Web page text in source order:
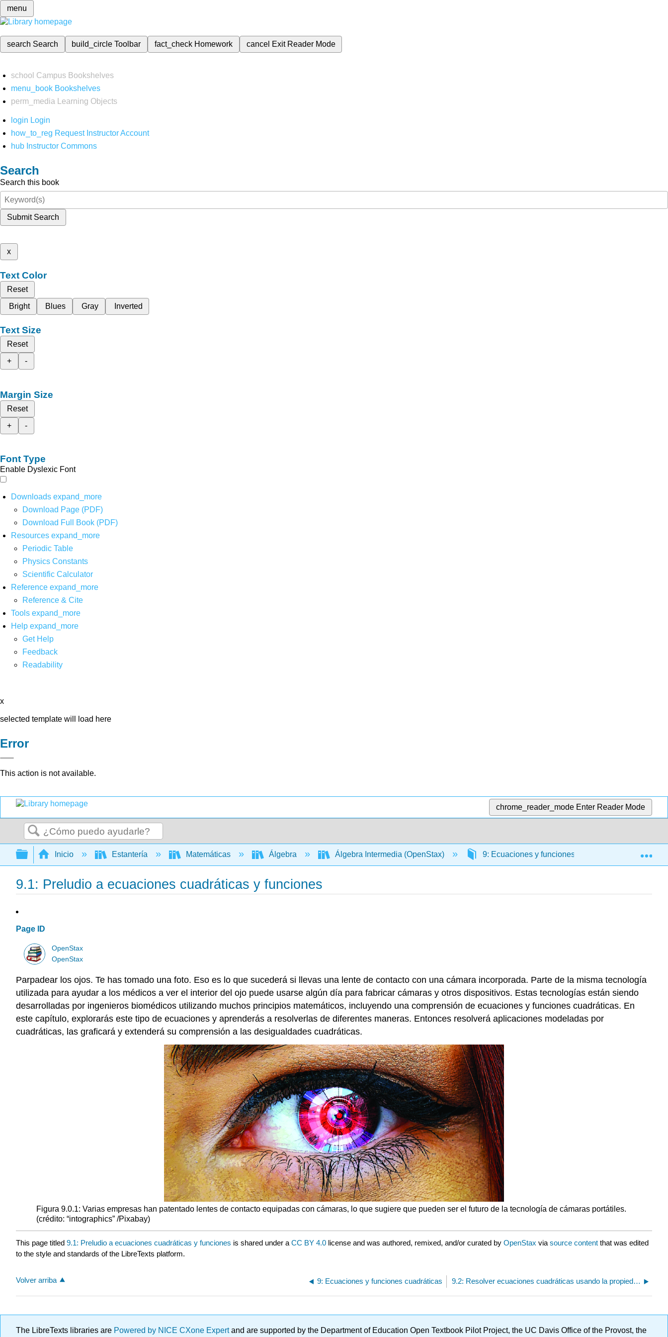
menu
search Search build_circleToolbar fact_check Homework cancel Exit Reader Mode
school Campus Bookshelves
menu_book Bookshelves
perm_media
Learning Objects
login Login
how_to_reg Request Instructor Account
hub Instructor Commons
Search
Search this book
Submit Search
x
Text Color
Reset
Bright
Blues Gray Inverted
Text Size
Reset
+
-
Margin Size
Reset
+
-
Font Type
Enable Dyslexic Font
Downloads expand_more
Download Page (PDF)
Download Full Book (PDF)
Resources expand_more
Periodic Table
Physics Constants
Scientific Calculator
Reference expand_more
Reference & Cite
Tools expand_more
Help expand_more
Get Help
Feedback
Readability
x
selected template will load here
Error
This action is not available.
chrome_reader_mode Enter Reader Mode
Buscar
Expandir/contraer jerarquía global
Inicio Estantería Matemáticas Álgebra Álgebra Intermedia (OpenStax) 9: Ecuaciones y funciones cuadráticas
9.1: Preludio a ecuaciones cuadráticas y funciones
Page ID
OpenStax
OpenStax
Parpadear los ojos. Te has tomado una foto. Eso es lo que sucederá si llevas una lente de contacto con una cámara incorporada. Parte de la misma tecnología
utilizada para ayudar a los médicos a ver el interior del ojo puede usarse algún día para fabricar cámaras y otros dispositivos. Estas tecnologías están siendo
desarrolladas por ingenieros biomédicos utilizando muchos principios matemáticos, incluyendo una comprensión de ecuaciones y funciones cuadráticas. En
este capítulo, explorarás este tipo de ecuaciones y aprenderás a resolverlas de diferentes maneras. Entonces resolverá aplicaciones modeladas por
cuadráticas, las graficará y extenderá su comprensión a las desigualdades cuadráticas.
Figura 9.0.1: Varias empresas han patentado lentes de contacto equipadas con cámaras, lo que sugiere que pueden ser el futuro de la tecnología de cámaras portátiles.
(crédito: “intographics” /Pixabay)
This page titled 9.1: Preludio a ecuaciones cuadráticas y funciones is shared under a CC BY 4.0 license and was authored, remixed, and/or curated by OpenStax via source content that was edited
to the style and standards of the LibreTexts platform.
Volver arriba 9: Ecuaciones y funciones cuadráticas 9.2: Resolver ecuaciones cuadráticas usando la propiedad de raíz cuadrada
The LibreTexts libraries are Powered by NICE CXone Expertand are supported by the Department of Education Open Textbook Pilot Project, the UC Davis Office of the Provost, the